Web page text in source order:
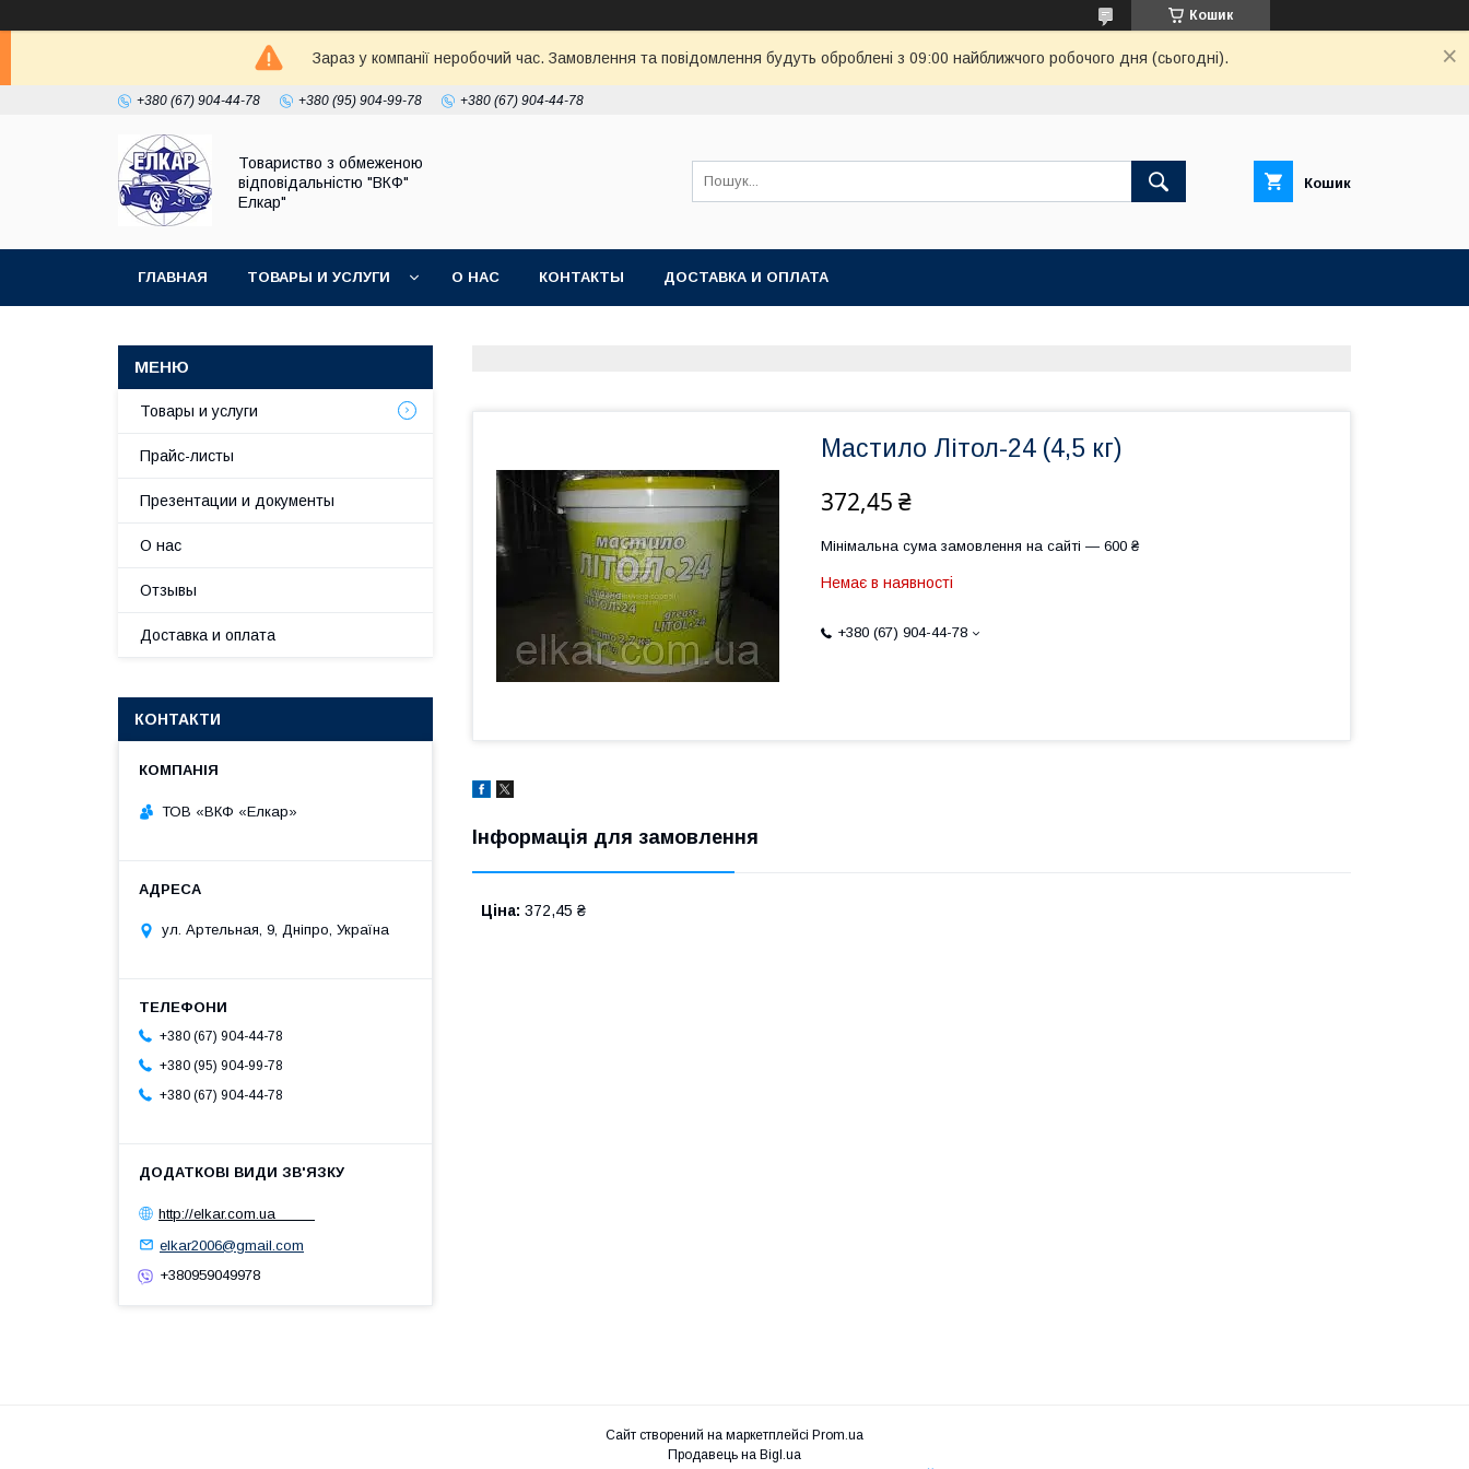
Кошик
Зараз у компанії неробочий час. Замовлення та повідомлення будуть оброблені з 09:00 найближчого робочого дня (сьогодні).
+380 (67) 904-44-78 +380 (95) 904-99-78 +380 (67) 904-44-78
Товариство з обмеженою
відповідальністю "ВКФ"
Елкар"
Кошик
ГЛАВНАЯ ТОВАРЫ И УСЛУГИ О НАС КОНТАКТЫ ДОСТАВКА И ОПЛАТА
Мастило Літол-24 (4,5 кг)
372,45 ₴
Мінімальна сума замовлення на сайті — 600 ₴
Немає в наявності
+380 (67) 904-44-78
Інформація для замовлення
Ціна: 372,45 ₴
Товары и услуги
Прайс-листы
Презентации и документы
О нас
Отзывы
Доставка и оплата
КОНТАКТИ
ТОВ «ВКФ «Елкар»
ул. Артельная, 9, Дніпро, Україна
+380 (67) 904-44-78
+380 (95) 904-99-78
+380 (67) 904-44-78
http://elkar.com.ua
elkar2006@gmail.com
+380959049978
Сайт створений на маркетплейсі Prom.ua
Продавець на Bigl.ua